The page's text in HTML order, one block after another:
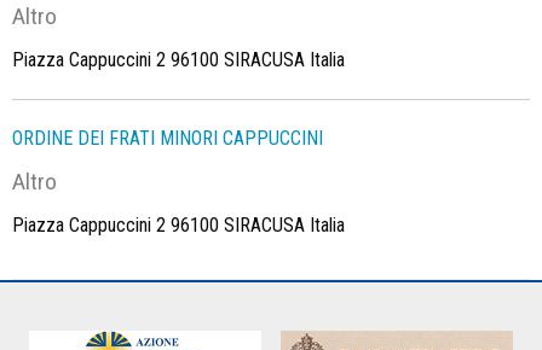
Altro
Piazza Cappuccini 2 96100 SIRACUSA Italia
ORDINE DEI FRATI MINORI CAPPUCCINI
Altro
Piazza Cappuccini 2 96100 SIRACUSA Italia